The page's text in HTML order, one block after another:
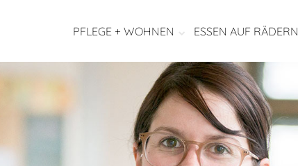
PFLEGE + WOHNEN ESSEN AUF RÄDERN